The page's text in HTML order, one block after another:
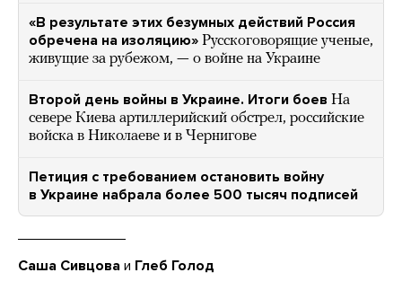
«В результате этих безумных действий Россия
обречена на изоляцию» Русскоговорящие ученые,
живущие за рубежом, — о войне на Украине
Второй день войны в Украине. Итоги боев На
севере Киева артиллерийский обстрел, российские
войска в Николаеве и в Чернигове
Петиция с требованием остановить войну
в Украине набрала более 500 тысяч подписей
Саша Сивцова и Глеб Голод